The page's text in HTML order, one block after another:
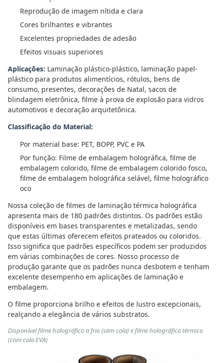
Reprodução de imagem nítida e clara
Cores brilhantes e vibrantes
Excelentes propriedades de adesão
Efeitos visuais superiores
Aplicações: Laminação plástico-plástico, laminação papel-
plástico para produtos alimentícios, rótulos, bens de
consumo, presentes, decorações de Natal, sacos de
blindagem eletrônica, filme à prova de explosão para vidros
automotivos e decoração arquitetônica.
Classificação do Material:
Por material base: PET, BOPP, PVC e PA
Por função: Filme de embalagem holográfica, filme de
embalagem colorido, filme de embalagem colorido fosco,
filme de embalagem holográfica selável, filme holográfico
oco
Nossa coleção de filmes de laminação térmica holográfica
apresenta mais de 180 padrões distintos. Os padrões estão
disponíveis em bases transparentes e metalizadas, sendo
que estas últimas oferecem efeitos prateados ou coloridos.
Isso significa que padrões específicos podem ser produzidos
em várias combinações de cores. Nosso processo de
produção garante que os padrões nunca desbotem e tenham
excelente desempenho em aplicações de laminação e
embalagem.
O filme proporciona brilho e efeitos de lustro excepcionais,
realçando a elegância de vários substratos.
Disponível filme holográfico a frio (sem cola) e filme holográfico térmico
(com cola EVA)